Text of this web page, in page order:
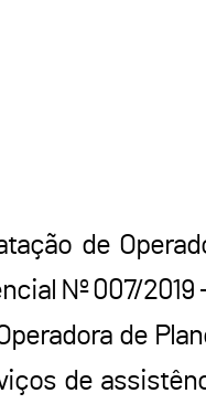
de
Nº 007/2019
de
de